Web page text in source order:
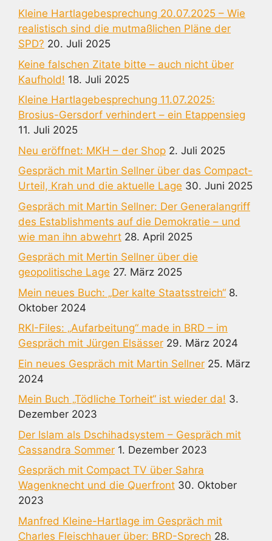
Kleine Hartlagebesprechung 20.07.2025 – Wie
realistisch sind die mutmaßlichen Pläne der
SPD? 20. Juli 2025
Keine falschen Zitate bitte – auch nicht über
Kaufhold! 18. Juli 2025
Kleine Hartlagebesprechung 11.07.2025:
Brosius-Gersdorf verhindert – ein Etappensieg
11. Juli 2025
Neu eröffnet: MKH – der Shop 2. Juli 2025
Gespräch mit Martin Sellner über das Compact-
Urteil, Krah und die aktuelle Lage 30. Juni 2025
Gespräch mit Martin Sellner: Der Generalangriff
des Establishments auf die Demokratie – und
wie man ihn abwehrt 28. April 2025
Gespräch mit Mertin Sellner über die
geopolitische Lage 27. März 2025
Mein neues Buch: „Der kalte Staatsstreich“ 8.
Oktober 2024
RKI-Files: „Aufarbeitung“ made in BRD – im
Gespräch mit Jürgen Elsässer 29. März 2024
Ein neues Gespräch mit Martin Sellner 25. März
2024
Mein Buch „Tödliche Torheit“ ist wieder da! 3.
Dezember 2023
Der Islam als Dschihadsystem – Gespräch mit
Cassandra Sommer 1. Dezember 2023
Gespräch mit Compact TV über Sahra
Wagenknecht und die Querfront 30. Oktober
2023
Manfred Kleine-Hartlage im Gespräch mit
Charles Fleischhauer über: BRD-Sprech 28.